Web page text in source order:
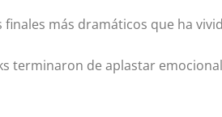
más dramáticos que ha
terminaron de aplastar